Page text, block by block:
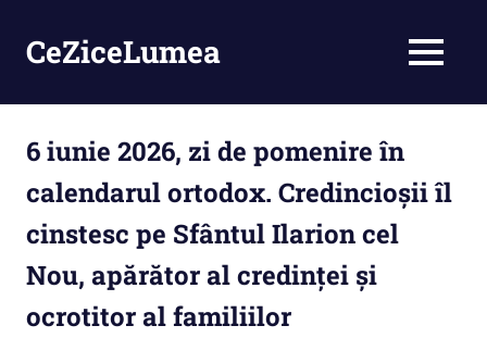
content
CeZiceLumea MENU
6 iunie 2026, zi de pomenire în
calendarul ortodox. Credincioșii îl
cinstesc pe Sfântul Ilarion cel
Nou, apărător al credinței și
ocrotitor al familiilor